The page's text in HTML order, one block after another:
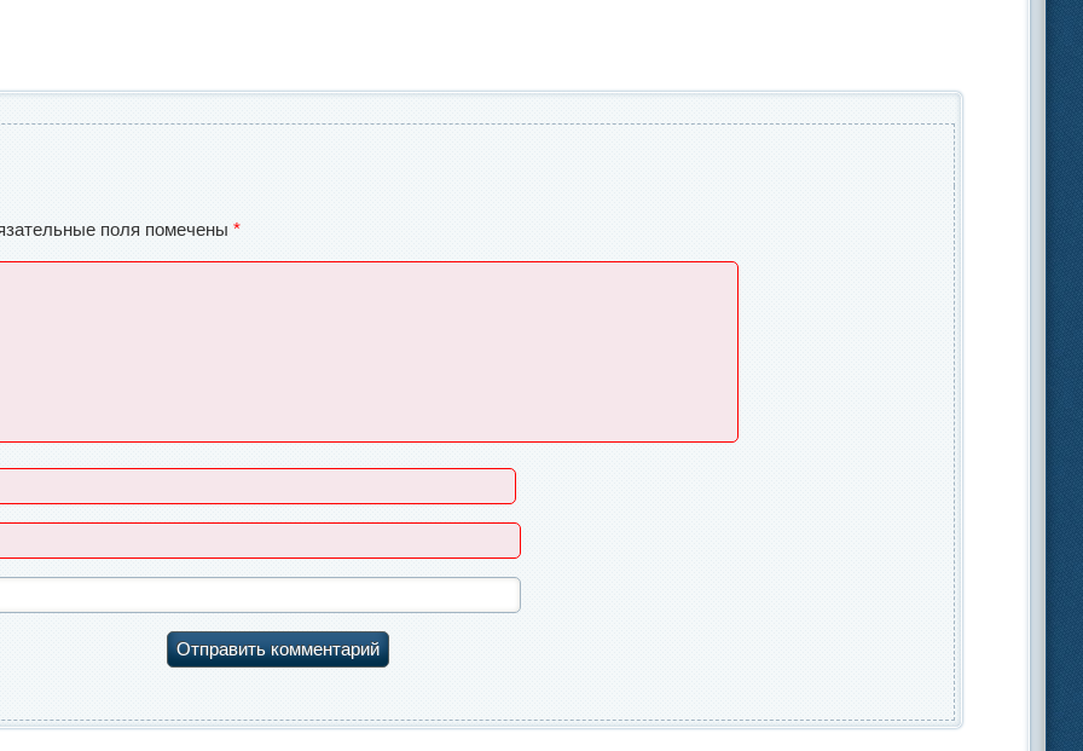
поля помечены*